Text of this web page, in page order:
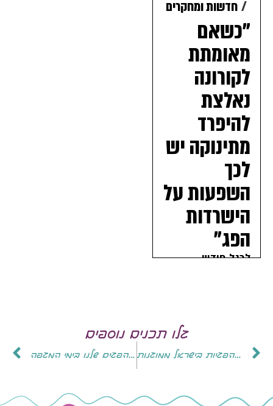
גלו תכנים נוספים
כיצד נשמור על הפגים שלנו בימי המגפה? נמשך מחדל מיגון הפגיות: רק 9 מתוך 26 הפגיות בישראל ממוגנות